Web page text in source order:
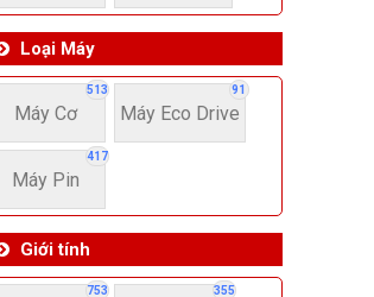
Loại Máy
513
Máy Cơ
91
Máy Eco Drive
417
Máy Pin
Giới tính
753 355